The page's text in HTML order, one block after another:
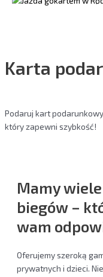
Karta
Podaruj kart
który zapewni szybkość!
Mamy
biegów –
wam
Oferujemy szeroką
prywatnych i dzieci.